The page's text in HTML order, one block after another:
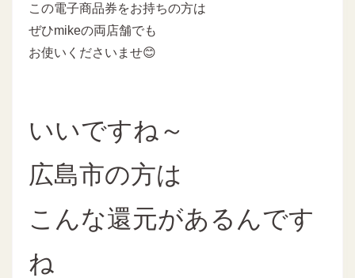
この電子商品券をお持ちの方は
ぜひmikeの両店舗でも
お使いくださいませ😊
いいですね～
広島市の方は
こんな還元があるんです
ね